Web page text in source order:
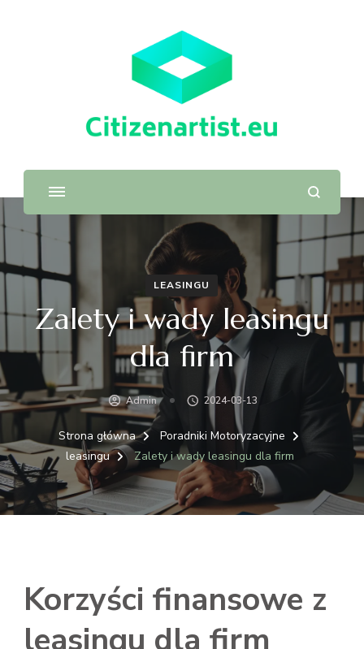
LEASINGU
Zalety i wady leasingu
dla firm
Admin 2024-03-13
Strona główna
Poradniki Motoryzacyjne
leasingu
Zalety i wady leasingu dla firm
Korzyści finansowe z
leasingu dla firm